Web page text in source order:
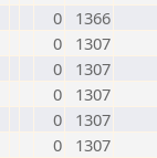
0
1366
0
1307
0
1307
0
1307
0
1307
0
1307